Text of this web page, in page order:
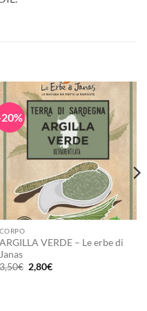
CORPO
ARGILLA VERDE – Le erbe di
Janas
3,50€ Il
prezzo
2,80€Il